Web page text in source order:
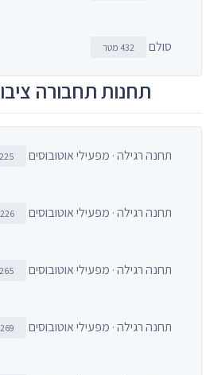
סולם 432 מטר
תחנות תחבורה
תחנה רגילה · מפעילי אוטובוסים 225 מטר
תחנה רגילה · מפעילי אוטובוסים 226 מטר
תחנה רגילה · מפעילי אוטובוסים 265 מטר
תחנה רגילה · מפעילי אוטובוסים 269 מטר